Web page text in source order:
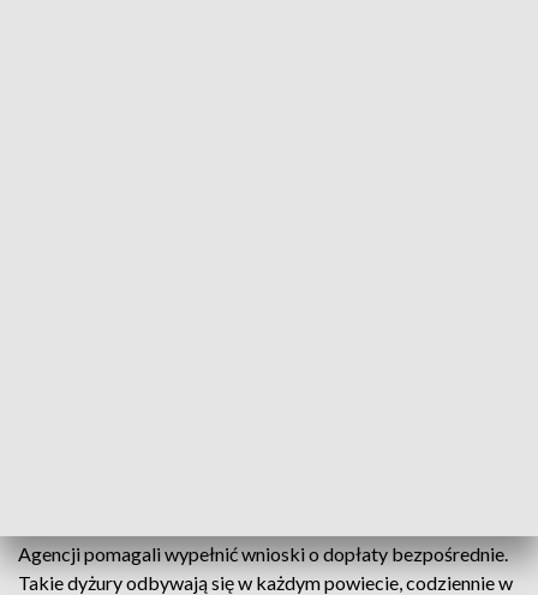
Agencji pomagali wypełnić wnioski o dopłaty bezpośrednie.
Takie dyżury odbywają się w każdym powiecie, codziennie w